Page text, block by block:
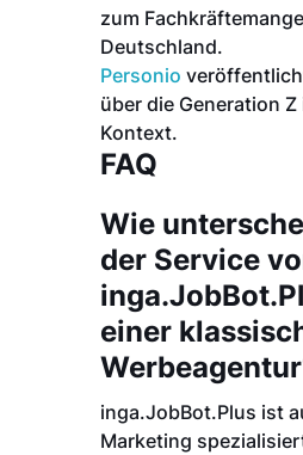
zum
Deutschland.
Personio
über die Generation Z
Kontext.
FAQ
Wie
der Service
einer
inga.JobBot.Plus ist
Marketing